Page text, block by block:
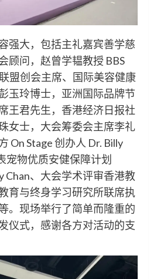
强大，包括主礼嘉宾善学慈
顾问，赵曾学韫教授 BBS
盟创会主席、国际美容健康
玉玲博士，亚洲国际品牌节
王君先生，香港经济日报社
女士，大会筹委会主席李礼
On Stage 创办人 Dr. Billy
宠物优质安健保障计划
Chan、大会学术评审香港教
育与终身学习研究所联席执
。现场举行了简单而隆重的
仪式，感谢各方对活动的支